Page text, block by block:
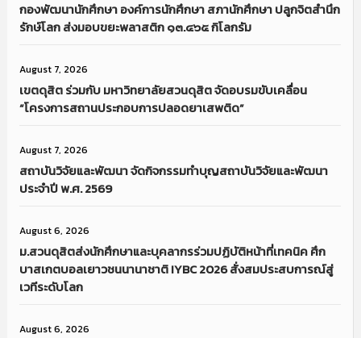
กองพัฒนานักศึกษา องค์การนักศึกษา สภานักศึกษา ปลูกจิตสำนึก
รักษ์โลก ส่งมอบขยะพลาสติก ๑๓.๔๖๕ กิโลกรัม
August 7, 2026
เขตดุสิต ร่วมกับ มหาวิทยาลัยสวนดุสิต จัดอบรมขับเคลื่อน
“โครงการสถานประกอบการปลอดยาเสพติด”
August 7, 2026
สถาบันวิจัยและพัฒนา จัดกิจกรรมทำบุญสถาบันวิจัยและพัฒนา
ประจำปี พ.ศ. 2569
August 6, 2026
ม.สวนดุสิตส่งนักศึกษาและบุคลากรร่วมปฏิบัติหน้าที่เทคนิค ศึก
บาสเกตบอลเยาวชนนานาชาติ IYBC 2026 สั่งสมประสบการณ์สู่
เวทีระดับโลก
August 6, 2026